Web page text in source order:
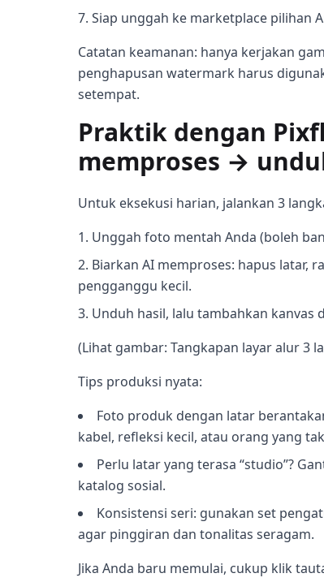
Siap unggah ke marketplace pilihan
Catatan keamanan: hanya kerjakan
penghapusan watermark harus
setempat.
Praktik dengan
memproses →
Untuk eksekusi harian, jalankan 3
Unggah foto mentah Anda (boleh
Biarkan AI memproses: hapus
pengganggu kecil.
Unduh hasil, lalu tambahkan kanvas
(Lihat gambar: Tangkapan layar alur 3
Tips produksi nyata:
Foto produk dengan latar
kabel, refleksi kecil, atau orang yang
Perlu latar yang terasa “studio”?
katalog sosial.
Konsistensi seri: gunakan set
agar pinggiran dan tonalitas seragam.
Jika Anda baru memulai, cukup klik